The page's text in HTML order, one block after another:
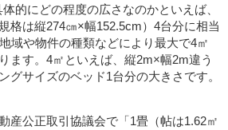
的にどの程度の広さなのかといえば、
格は縦274㎝×幅152.5cm）4台分に相当
域や物件の種類などにより最大で4㎡
ます。4㎡といえば、縦2m×幅2m違う
グサイズのベッド1台分の大きさです。
産公正取引協議会で「1畳（帖は1.62㎡